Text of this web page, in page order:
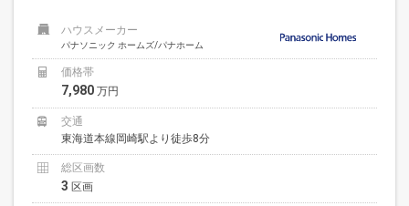
ハウスメーカー
パナソニック ホームズ/パナホーム
価格帯
7,980 万円
交通
東海道本線岡崎駅より徒歩8分
総区画数
3 区画